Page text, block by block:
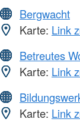
Bergwacht
Karte: Link
Betreutes
Karte: Link
Karte: Link